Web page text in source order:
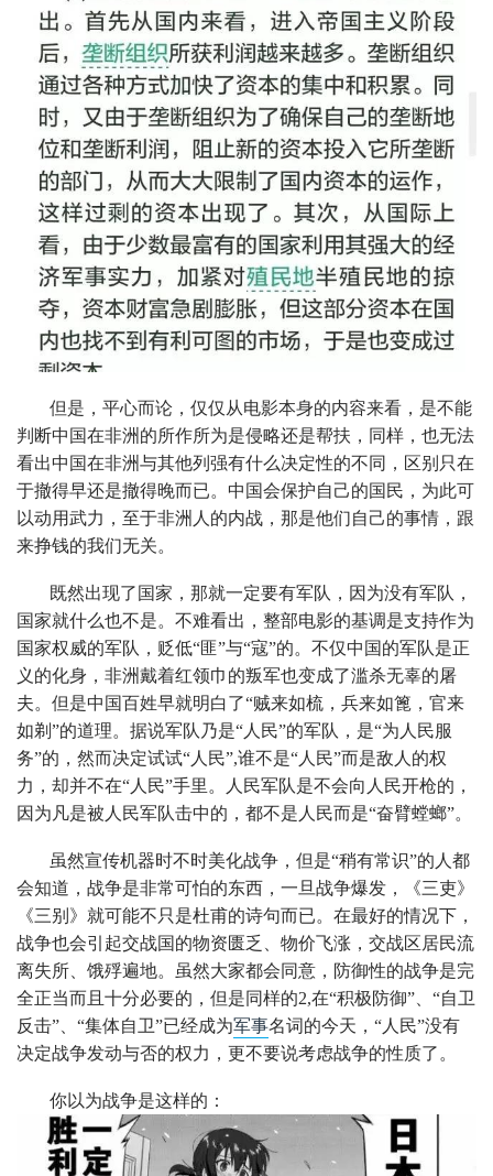
但是，平心而论，仅仅从电影本身的内容来看，是不能
判断中国在非洲的所作所为是侵略还是帮扶，同样，也无法
看出中国在非洲与其他列强有什么决定性的不同，区别只在
于撤得早还是撤得晚而已。中国会保护自己的国民，为此可
以动用武力，至于非洲人的内战，那是他们自己的事情，跟
来挣钱的我们无关。
既然出现了国家，那就一定要有军队，因为没有军队，
国家就什么也不是。不难看出，整部电影的基调是支持作为
国家权威的军队，贬低“匪”与“寇”的。不仅中国的军队是正
义的化身，非洲戴着红领巾的叛军也变成了滥杀无辜的屠
夫。但是中国百姓早就明白了“贼来如梳，兵来如篦，官来
如剃”的道理。据说军队乃是“人民”的军队，是“为人民服
务”的，然而决定试试“人民”,谁不是“人民”而是敌人的权
力，却并不在“人民”手里。人民军队是不会向人民开枪的，
因为凡是被人民军队击中的，都不是人民而是“奋臂螳螂”。
虽然宣传机器时不时美化战争，但是“稍有常识”的人都
会知道，战争是非常可怕的东西，一旦战争爆发，《三吏》
《三别》就可能不只是杜甫的诗句而已。在最好的情况下，
战争也会引起交战国的物资匮乏、物价飞涨，交战区居民流
离失所、饿殍遍地。虽然大家都会同意，防御性的战争是完
全正当而且十分必要的，但是同样的2,在“积极防御”、“自卫
反击”、“集体自卫”已经成为军事名词的今天，“人民”没有
决定战争发动与否的权力，更不要说考虑战争的性质了。
你以为战争是这样的：